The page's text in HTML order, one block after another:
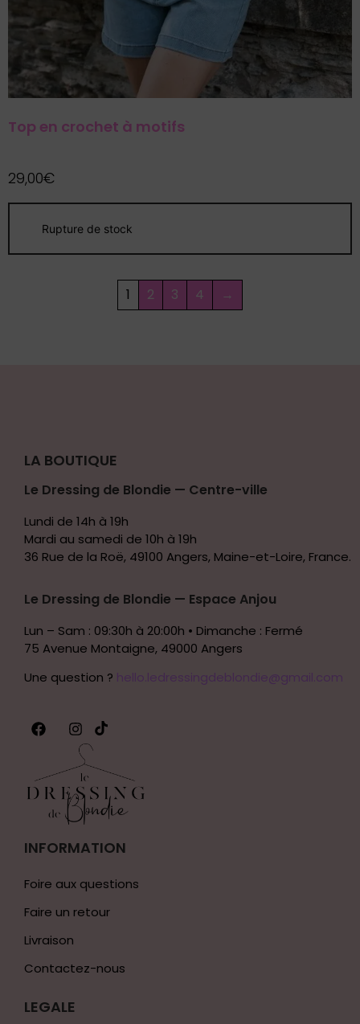
Top en crochet à motifs
29,00€
1 2 3 4 →
LA BOUTIQUE
Le Dressing de Blondie — Centre-ville
Lundi de 14h à 19h
Mardi au samedi de 10h à 19h
36 Rue de la Roë, 49100 Angers, Maine-et-Loire, France.
Le Dressing de Blondie — Espace Anjou
Lun – Sam : 09:30h à 20:00h • Dimanche : Fermé
75 Avenue Montaigne, 49000 Angers
Une question ? hello.ledressingdeblondie@gmail.com
INFORMATION
Foire aux questions
Faire un retour
Livraison
Contactez-nous
LEGALE